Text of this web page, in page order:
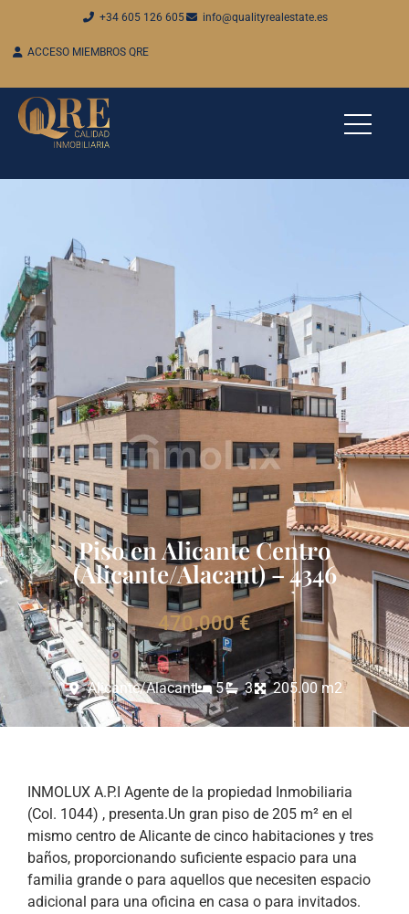
+34 605 126 605 info@qualityrealestate.es
ACCESO MIEMBROS QRE
Piso en Alicante Centro
(Alicante/Alacant) – 4346
470.000 €
Alicante/Alacant 5 3 205.00 m2
INMOLUX A.P.I Agente de la propiedad Inmobiliaria
(Col. 1044) , presenta.Un gran piso de 205 m² en el
mismo centro de Alicante de cinco habitaciones y tres
baños, proporcionando suficiente espacio para una
familia grande o para aquellos que necesiten espacio
adicional para una oficina en casa o para invitados.